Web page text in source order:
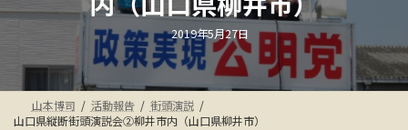
プ
動
最
終
更
新
時
:
2019年5月27日
山本博司 活動報告
街頭演説
山口県縦断街頭演説会②柳井市内（山口県柳井市）